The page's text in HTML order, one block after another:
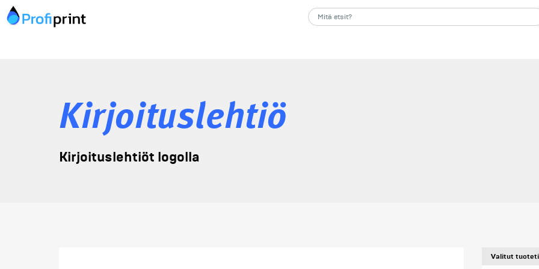
Kirjoituslehtiö
Kirjoituslehtiöt logolla
Valitut